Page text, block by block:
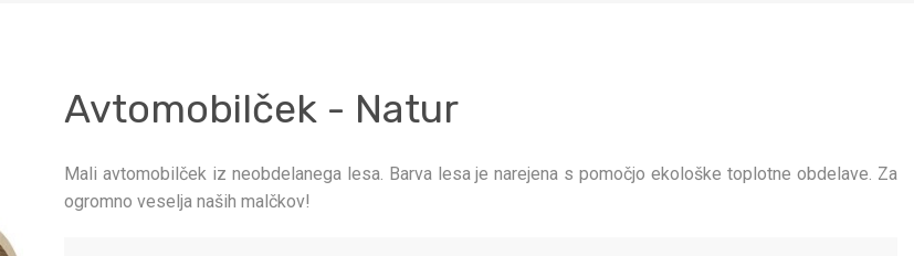
Avtomobilček - Natur
Mali avtomobilček iz neobdelanega lesa. Barva lesa je narejena s pomočjo ekološke toplotne obdelave. Za
ogromno veselja naših malčkov!